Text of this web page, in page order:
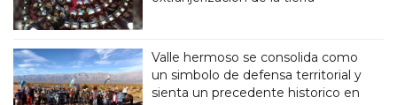
Valle hermoso se consolida como
un simbolo de defensa territorial y
sienta un precedente historico en